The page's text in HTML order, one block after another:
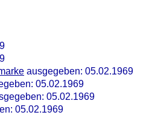
ausgegeben: 05.02.1969
05.02.1969
05.02.1969
05.02.1969